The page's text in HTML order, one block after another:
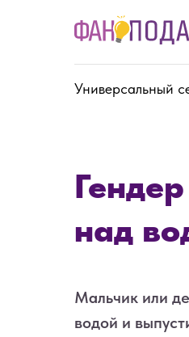
Универсальный
над
Мальчик или
водой и